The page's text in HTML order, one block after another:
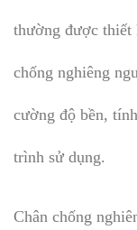
thường được thiết
chống nghiêng
cường độ bền,
trình sử dụng.
Chân chống